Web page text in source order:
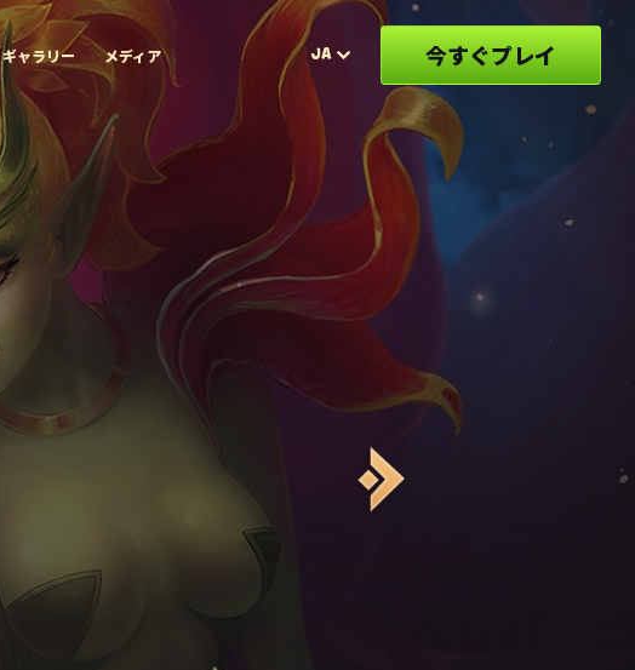
ギャラリー メディア JA 今すぐプレイ